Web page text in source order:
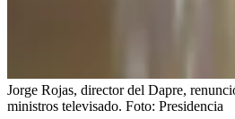
Jorge Rojas, director del Dapre,
ministros televisado. Foto: Presidencia